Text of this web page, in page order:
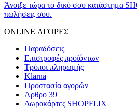
Άνοιξε τώρα το δικό σου κατάστημα
πωλήσεις σου.
ONLINE ΑΓΟΡΕΣ
Παραδόσεις
Επιστροφές προϊόντων
Τρόποι πληρωμής
Klarna
Προστασία αγορών
Άρθρο 39
Δωροκάρτες SHOPFLIX